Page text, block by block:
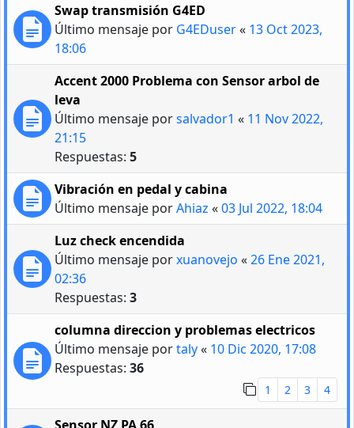
Swap transmisión G4ED
Último mensaje por G4EDuser« 13 Oct 2023,
18:06
Accent 2000 Problema con Sensor arbol de
leva
Último mensaje porsalvador1 « 11 Nov 2022,
21:15
Respuestas: 5
Vibración en pedal y cabina
Último mensaje porAhiaz «03 Jul 2022, 18:04
Luz check encendida
Último mensaje porxuanovejo «26 Ene 2021,
02:36
Respuestas: 3
columna direccion y problemas electricos
Último mensaje portaly« 10 Dic 2020, 17:08
Respuestas: 36
1 2 3 4
Sensor NZ PA 66